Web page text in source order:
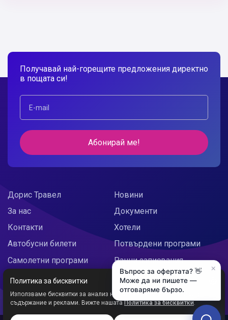
Получавай най-горещите предложения директно
в пощата си!
Абонирай ме!
Дорис Травел
За нас
Контакти
Новини
Документи
Хотели
Автобусни билети
Самолетни програми
Doris Украйна
Потвърдени програми
Ранни записвания
Празнични предложения
Политика за бисквитки
Използваме бисквитки за анализ на трафика и персонализирано
съдържание и реклами. Вижте нашатаПолитика за бисквитки.
×
Въпрос за офертата? 👋
Може да ни пишете —
отговаряме бързо.